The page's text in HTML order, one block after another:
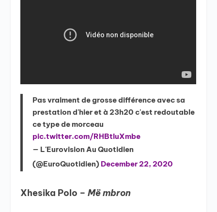
Pas vraiment de grosse différence avec sa
prestation d'hier et à 23h20 c'est redoutable
ce type de morceau
pic.twitter.com/RHBtluXmbe
— L'Eurovision Au Quotidien
(@EuroQuotidien) December 22, 2020
Xhesika Polo –Më mbron